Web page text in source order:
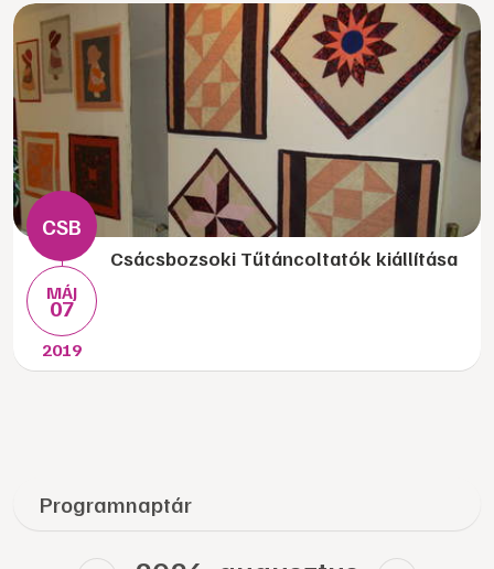
MÁJ
07
2019
Csácsbozsoki Tűtáncoltatók kiállítása
Programnaptár